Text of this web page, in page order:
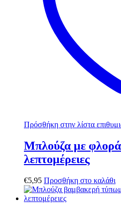
Πρόσθήκη στην λίστα
Μπλούζα με
λεπτομέρειες
€5,95 Προσθήκη στο καλάθι